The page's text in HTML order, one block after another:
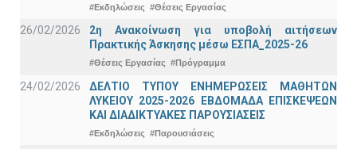
#Εκδηλώσεις #Θέσεις Εργασίας
26/02/2026
2η Ανακοίνωση για υποβολή αιτήσεων
Πρακτικής Άσκησης μέσω ΕΣΠΑ_2025-26
#Θέσεις Εργασίας #Πρόγραμμα
24/02/2026
ΔΕΛΤΙΟ ΤΥΠΟΥ ΕΝΗΜΕΡΩΣΕΙΣ ΜΑΘΗΤΩΝ
ΛΥΚΕΙΟΥ 2025-2026 ΕΒΔΟΜΑΔΑ ΕΠΙΣΚΕΨΕΩΝ
ΚΑΙ ΔΙΑΔΙΚΤΥΑΚΕΣ ΠΑΡΟΥΣΙΑΣΕΙΣ
#Εκδηλώσεις #Παρουσιάσεις